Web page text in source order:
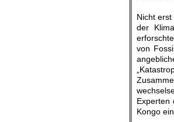
Nicht
der
von
Experten
Kongo